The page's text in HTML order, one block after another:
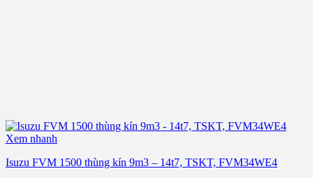
Xem nhanh
Isuzu FVM 1500 thùng kín 9m3 – 14t7, TSKT, FVM34WE4